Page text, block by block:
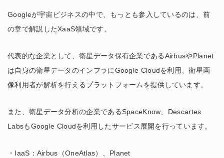
Googleが宇宙ビジネスの中で、もっとも参入しているのは、前
の章で解説したXaaS領域です。
代表的な企業として、衛星データ保有企業であるAirbusやPlanet
は自身の衛星データのインフラにGoogle Cloudを利用、衛星画
像利用者が解析を行えるプラットフォームを提供しています。
また、衛星データ分析の企業であるSpaceKnow、Descartes
LabsもGoogle Cloudを利用したサービス展開を行っています。
・IaaS：Airbus（OneAtlas）、Planet